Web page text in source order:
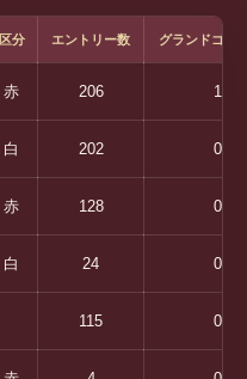
区分 エントリー数 グランドゴー
赤 206 1
白 202 0
赤 128 0
白 24 0
115 0